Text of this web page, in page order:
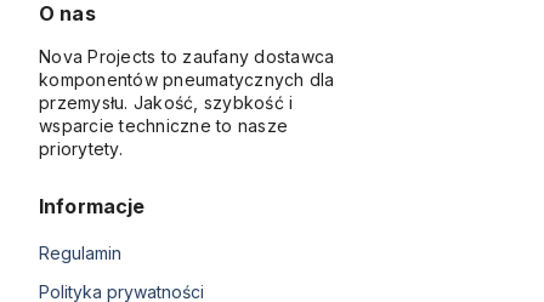
O nas
Nova Projects to zaufany dostawca
komponentów pneumatycznych dla
przemysłu. Jakość, szybkość i
wsparcie techniczne to nasze
priorytety.
Informacje
Regulamin
Polityka prywatności